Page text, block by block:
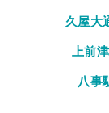
久屋大
上前
八事